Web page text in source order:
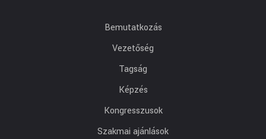
Bemutatkozás
Vezetőség
Tagság
Képzés
Kongresszusok
Szakmai ajánlások